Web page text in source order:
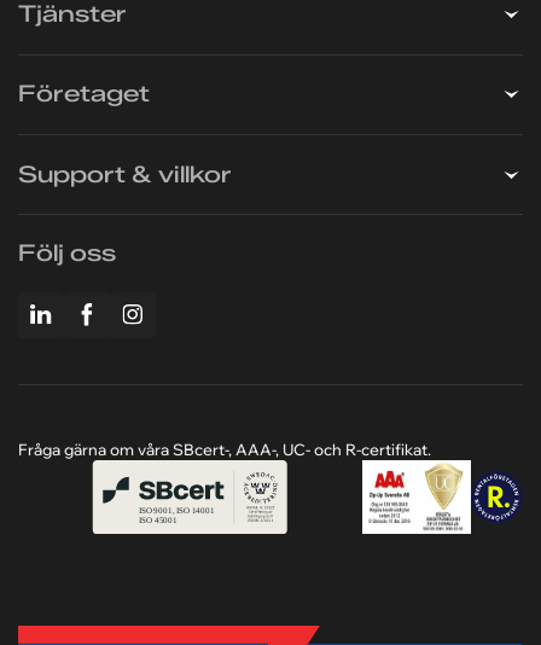
Tjänster
Företaget
Support & villkor
Följ oss
Fråga gärna om våra SBcert-, AAA-, UC- och R-certifikat.